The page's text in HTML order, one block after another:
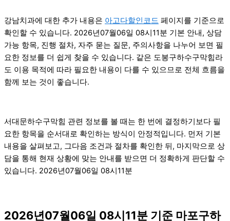
강남치과에 대한 추가 내용은 아고다할인코드 페이지를 기준으로
확인할 수 있습니다. 2026년07월06일 08시11분 기본 안내, 상담
가능 항목, 진행 절차, 자주 묻는 질문, 주의사항을 나누어 보면 필
요한 정보를 더 쉽게 찾을 수 있습니다. 같은 도봉구하수구막힘라
도 이용 목적에 따라 필요한 내용이 다를 수 있으므로 전체 흐름을
함께 보는 것이 좋습니다.
서대문하수구막힘 관련 정보를 볼 때는 한 번에 결정하기보다 필
요한 항목을 순서대로 확인하는 방식이 안정적입니다. 먼저 기본
내용을 살펴보고, 그다음 조건과 절차를 확인한 뒤, 마지막으로 상
담을 통해 현재 상황에 맞는 안내를 받으면 더 정확하게 판단할 수
있습니다. 2026년07월06일 08시11분
2026년07월06일 08시11분 기준 마포구하